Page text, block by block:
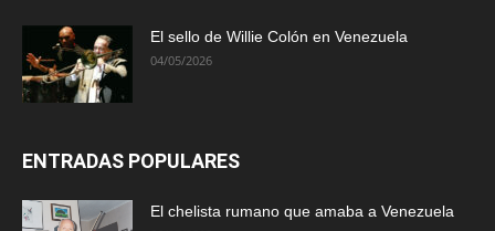
El sello de Willie Colón en Venezuela
04/05/2026
ENTRADAS POPULARES
El chelista rumano que amaba a Venezuela